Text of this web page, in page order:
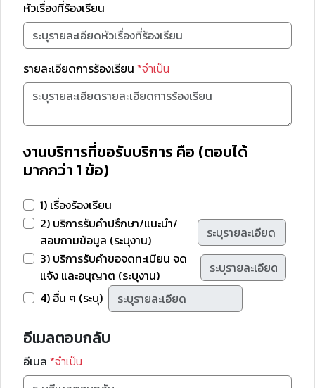
หัวเรื่องที่ร้องเรียน
รายละเอียดการร้องเรียน *จำเป็น
งานบริการที่ขอรับบริการ คือ (ตอบได้
มากกว่า 1 ข้อ)
1) เรื่องร้องเรียน
2) บริการรับคำปรึกษา/แนะนำ/
สอบถามข้อมูล (ระบุงาน)
3) บริการรับคำขอจดทะเบียน จด
แจ้ง และอนุญาต (ระบุงาน)
4) อื่น ๆ (ระบุ)
อีเมลตอบกลับ
อีเมล *จำเป็น